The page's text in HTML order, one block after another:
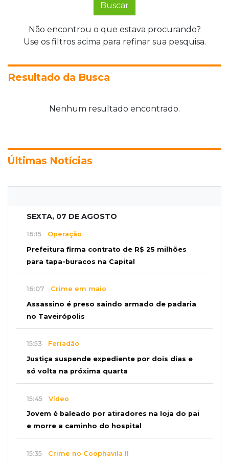
Buscar
Não encontrou o que estava procurando?
Use os filtros acima para refinar sua pesquisa.
Resultado da Busca
Nenhum resultado encontrado.
Últimas Notícias
SEXTA, 07 DE AGOSTO
16:15 Operação
Prefeitura firma contrato de R$ 25 milhões
para tapa-buracos na Capital
16:07 Crime em maio
Assassino é preso saindo armado de padaria
no Taveirópolis
15:53 Feriadão
Justiça suspende expediente por dois dias e
só volta na próxima quarta
15:45 Vídeo
Jovem é baleado por atiradores na loja do pai
e morre a caminho do hospital
15:35 Crime no Coophavila II